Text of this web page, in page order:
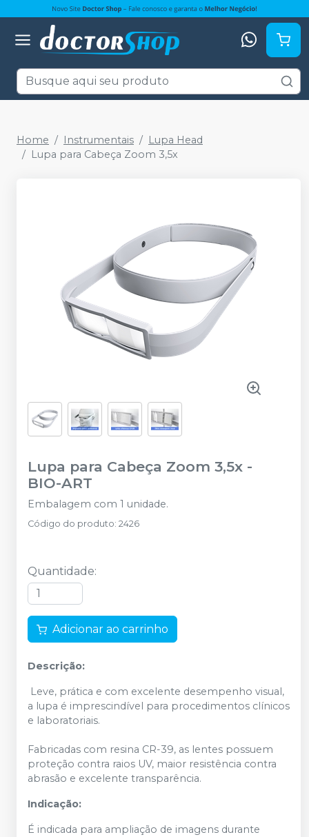
Home Instrumentais
Lupa Head
Lupa para Cabeça Zoom 3,5x
Lupa para Cabeça Zoom 3,5x -
BIO-ART
Embalagem com 1 unidade.
Código do produto: 2426
Quantidade:
Adicionar ao carrinho
Descrição:
Leve, prática e com excelente desempenho visual,
a lupa é imprescindível para procedimentos clínicos
e laboratoriais.
Fabricadas com resina CR-39, as lentes possuem
proteção contra raios UV, maior resistência contra
abrasão e excelente transparência.
Indicação:
É indicada para ampliação de imagens durante